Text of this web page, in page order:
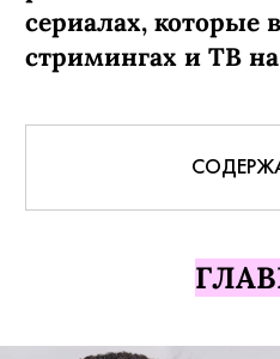
сериалах,
стримингах и ТВ